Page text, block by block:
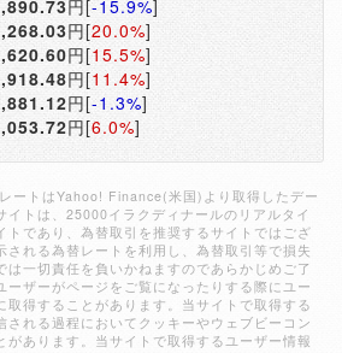
円[-15.9%]
円[20.0%]
円[15.5%]
円[11.4%]
円[-1.3%]
円[6.0%]
ートはYahoo! Finance(米国)より取得したデー
イトは、25000イラクディナールのリアルタイ
トであり、為替取引を推奨するサイトではござ
される為替レートを利用し、為替取引等で損失
は一切責任を負いかねますのであらかじめご了
ーザーがページをご覧になったりする際にユー
取得することがあります。当サイトで取得する
される過程においてクッキーやウェブビーコン
があります。当サイトで取得するユーザー情報